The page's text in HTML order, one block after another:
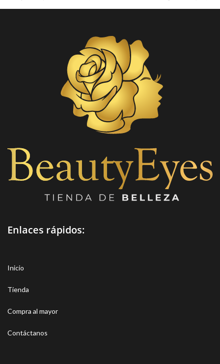
anti estrías y anticelulítico.
ideal para hidratar, nutrir y
✨
✔️ Tónico facial Vitamina E +
✔️ Jabón/limpiador facial
Enlaces rápidos:
Inicio
Tienda
Compra al mayor
Contáctanos